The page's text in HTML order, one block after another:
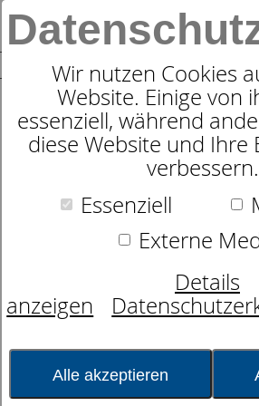
Wir nutzen Cookies
Website. Einige von
essenziell, während
diese Website und Ihre
verbessern.
Essenziell
Externe
Details
anzeigen
Alle akzeptieren
Bettwäsche Flanell
Streifen Lita mit RV